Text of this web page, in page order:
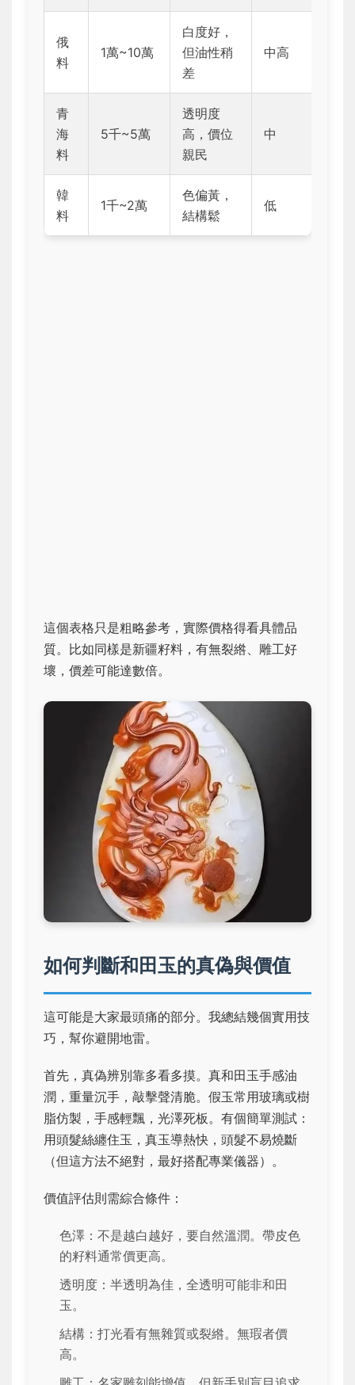
俄
料
1萬~10萬
白度好，
但油性稍
差
中高
青
海
料
5千~5萬
透明度
高，價位
親民
中
韓
料
1千~2萬
色偏黃，
結構鬆
低
這個表格只是粗略參考，實際價格得看具體品
質。比如同樣是新疆籽料，有無裂綹、雕工好
壞，價差可能達數倍。
如何判斷和田玉的真偽與價值
這可能是大家最頭痛的部分。我總結幾個實用技
巧，幫你避開地雷。
首先，真偽辨別靠多看多摸。真和田玉手感油
潤，重量沉手，敲擊聲清脆。假玉常用玻璃或樹
脂仿製，手感輕飄，光澤死板。有個簡單測試：
用頭髮絲纏住玉，真玉導熱快，頭髮不易燒斷
（但這方法不絕對，最好搭配專業儀器）。
價值評估則需綜合條件：
色澤：不是越白越好，要自然溫潤。帶皮色
的籽料通常價更高。
透明度：半透明為佳，全透明可能非和田
玉。
結構：打光看有無雜質或裂綹。無瑕者價
高。